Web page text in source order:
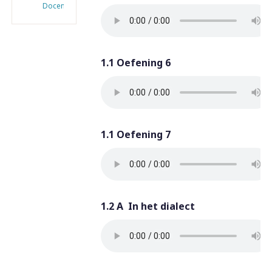
Docenten
1.1 Oefening 6
1.1 Oefening 7
1.2 A In het dialect